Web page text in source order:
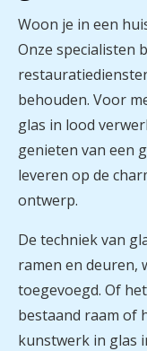
Woon je in een
Onze specialisten
behouden. Voor
glas in lood
genieten van een
leveren op de
ontwerp.
De techniek van
ramen en deuren,
toegevoegd. Of
bestaand raam of
kunstwerk in glas